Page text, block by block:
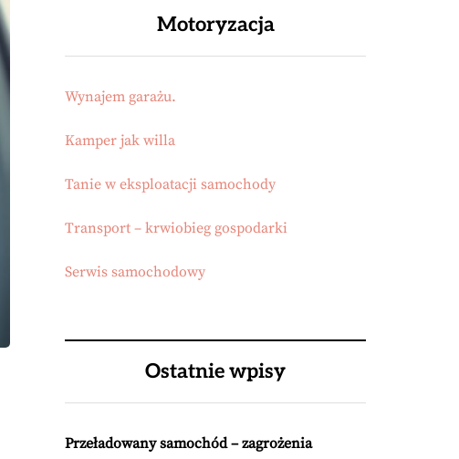
Motoryzacja
Wynajem garażu.
Kamper jak willa
Tanie w eksploatacji samochody
Transport – krwiobieg gospodarki
Serwis samochodowy
Ostatnie wpisy
Przeładowany samochód – zagrożenia